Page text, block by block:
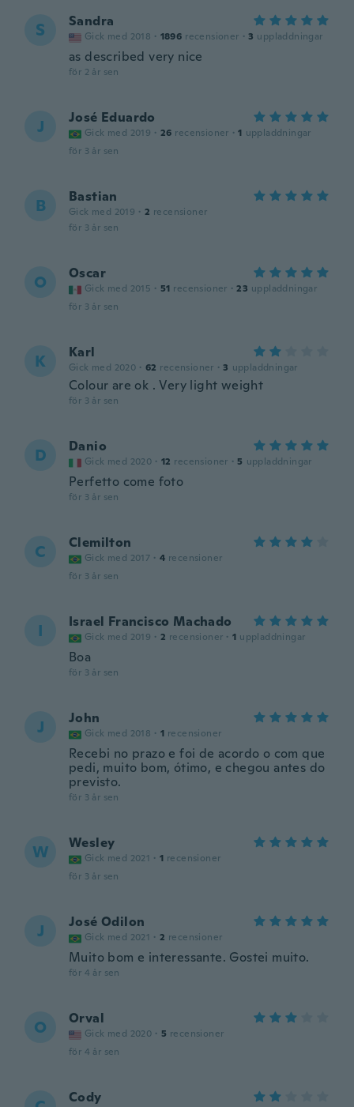
S Sandra
Gick med 2018 · 1896 recensioner · 3 uppladdningar
as described very nice
för 2 år sen
J José Eduardo
Gick med 2019 · 26 recensioner · 1 uppladdningar
för 3 år sen
B Bastian
Gick med 2019 · 2 recensioner
för 3 år sen
O Oscar
Gick med 2015 · 51 recensioner · 23 uppladdningar
för 3 år sen
K Karl
Gick med 2020 · 62 recensioner · 3 uppladdningar
Colour are ok . Very light weight
för 3 år sen
D Danio
Gick med 2020 · 12 recensioner · 5 uppladdningar
Perfetto come foto
för 3 år sen
C Clemilton
Gick med 2017 · 4 recensioner
för 3 år sen
I Israel Francisco Machado
Gick med 2019 · 2 recensioner · 1 uppladdningar
Boa
för 3 år sen
J John
Gick med 2018 · 1 recensioner
Recebi no prazo e foi de acordo o com que
pedi, muito bom, ótimo, e chegou antes do
previsto.
för 3 år sen
W Wesley
Gick med 2021 · 1 recensioner
för 3 år sen
J José Odilon
Gick med 2021 · 2 recensioner
Muito bom e interessante. Gostei muito.
för 4 år sen
O Orval
Gick med 2020 · 5 recensioner
för 4 år sen
Cody